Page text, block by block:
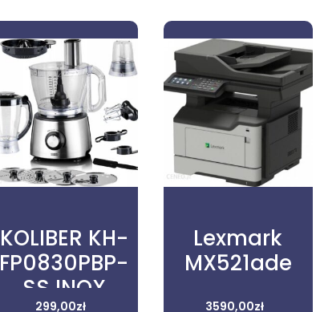
KOLIBER KH-
FP0830PBP-
SS INOX
299,00zł
Lexmark
MX521ade
3590,00zł